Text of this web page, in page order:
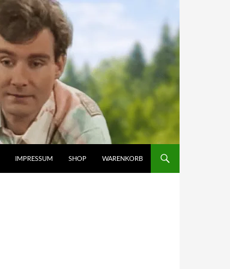
IMPRESSUM SHOP WARENKORB